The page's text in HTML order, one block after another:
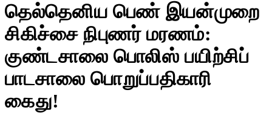
தெல்தெனிய பெண் இயன்முறை
சிகிச்சை நிபுணர் மரணம்:
குண்டசாலை பொலிஸ் பயிற்சிப்
பாடசாலை பொறுப்பதிகாரி
கைது!